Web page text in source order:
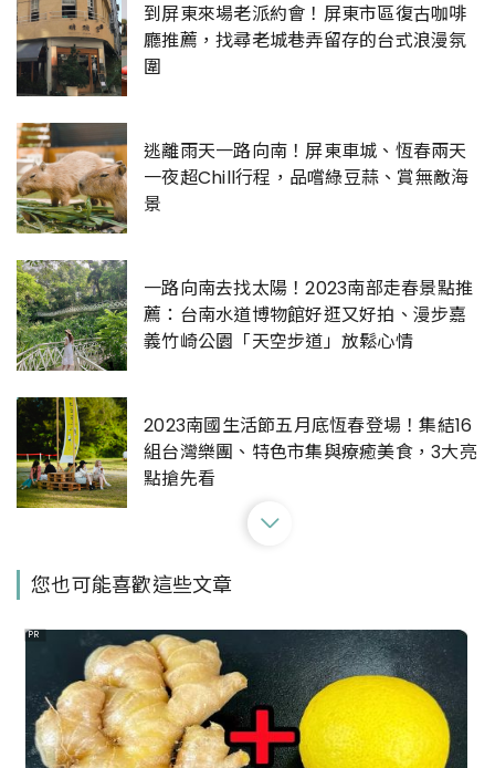
到屏東來場老派約會！屏東市區復古咖啡
廳推薦，找尋老城巷弄留存的台式浪漫氛
圍
逃離雨天一路向南！屏東車城、恆春兩天
一夜超Chill行程，品嚐綠豆蒜、賞無敵海
景
一路向南去找太陽！2023南部走春景點推
薦：台南水道博物館好逛又好拍、漫步嘉
義竹崎公園「天空步道」放鬆心情
2023南國生活節五月底恆春登場！集結16
組台灣樂團、特色市集與療癒美食，3大亮
點搶先看
6月必拍「黃金雨」美景！全台阿勃勒景點
總整理，滿滿金黃花海隨便拍都美翻天
悠閒到南台灣度假！恆春墾丁早午餐推
薦：高顏質飯糰套餐「麋谷」、南部必吃
經典鍋燒麵「木可晨食」
您也可能喜歡這些文章
PR